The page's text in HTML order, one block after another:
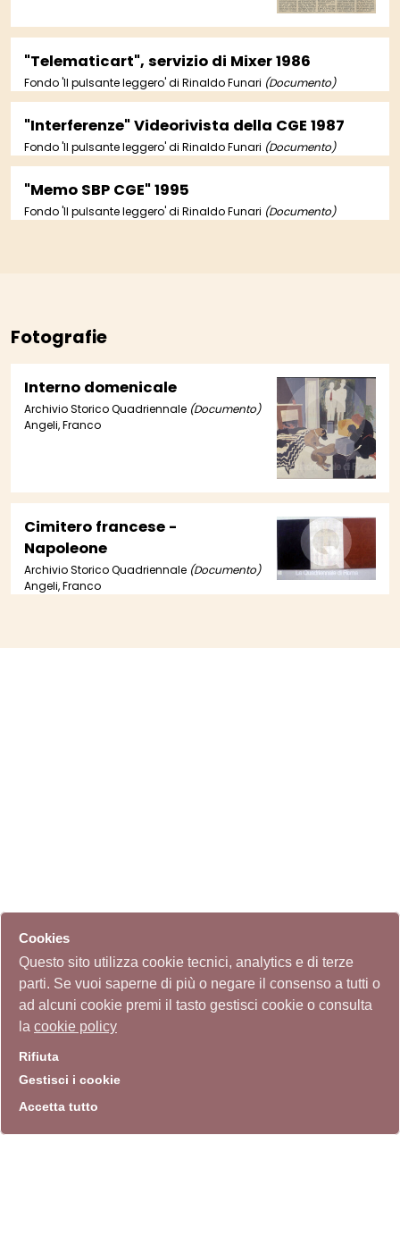
"Telematicart", servizio di Mixer 1986
Fondo 'Il pulsante leggero' di Rinaldo Funari (Documento)
"Interferenze" Videorivista della CGE 1987
Fondo 'Il pulsante leggero' di Rinaldo Funari (Documento)
"Memo SBP CGE" 1995
Fondo 'Il pulsante leggero' di Rinaldo Funari (Documento)
Fotografie
Interno domenicale
Archivio Storico Quadriennale (Documento)
Angeli, Franco
Cimitero francese -
Napoleone
Archivio Storico Quadriennale (Documento)
Angeli, Franco
Cookies
Questo sito utilizza cookie tecnici, analytics e di terze
parti. Se vuoi saperne di più o negare il consenso a tutti o
ad alcuni cookie premi il tasto gestisci cookie o consulta
la cookie policy
Rifiuta
Gestisci i cookie
Accetta tutto